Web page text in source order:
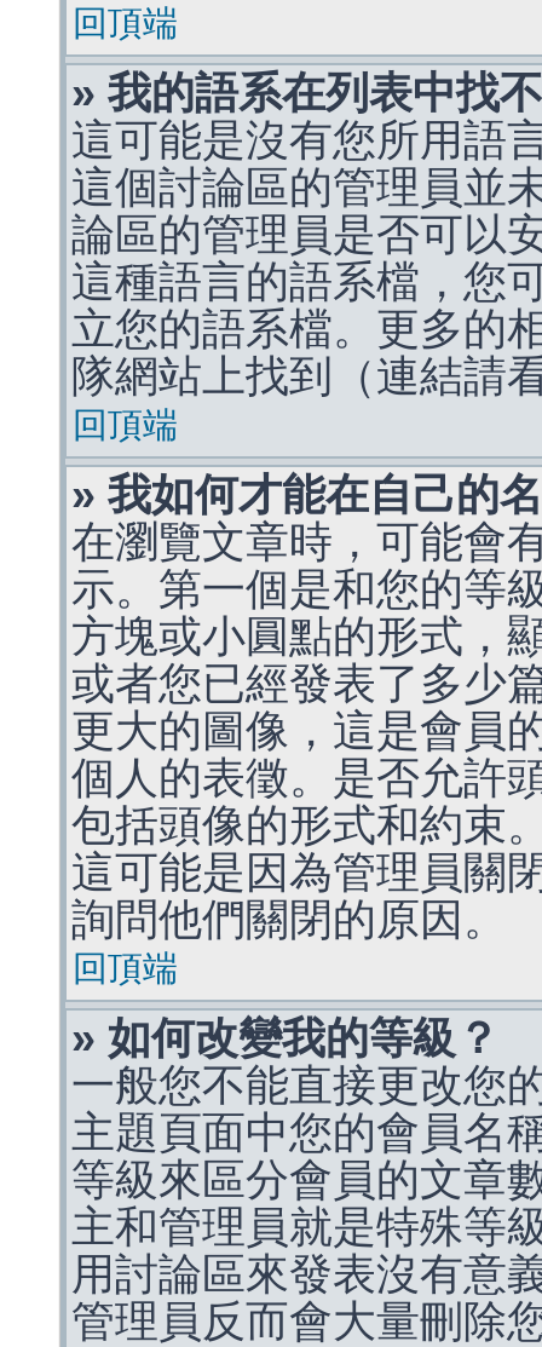
回頂端
» 我的語系在列表中找
這可能是沒有您所用語
這個討論區的管理員並
論區的管理員是否可以
這種語言的語系檔，您
立您的語系檔。更多的
隊網站上找到（連結請
回頂端
» 我如何才能在自己的
在瀏覽文章時，可能會
示。第一個是和您的等
方塊或小圓點的形式，
或者您已經發表了多少
更大的圖像，這是會員
個人的表徵。是否允許
包括頭像的形式和約束
這可能是因為管理員關
詢問他們關閉的原因。
回頂端
» 如何改變我的等級？
一般您不能直接更改您
主題頁面中您的會員名
等級來區分會員的文章
主和管理員就是特殊等
用討論區來發表沒有意
管理員反而會大量刪除